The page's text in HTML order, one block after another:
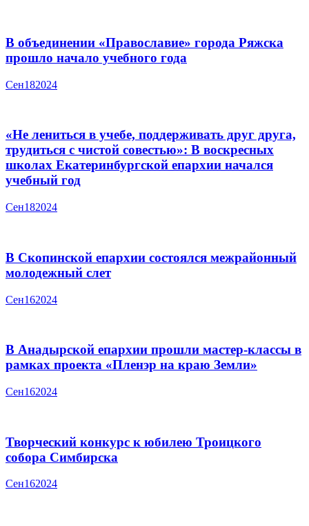
В объединении «Православие» города Ряжска
прошло начало учебного года
Сен182024
«Не лениться в учебе, поддерживать друг друга,
трудиться с чистой совестью»: В воскресных
школах Екатеринбургской епархии начался
учебный год
Сен182024
В Скопинской епархии состоялся межрайонный
молодежный слет
Сен162024
В Анадырской епархии прошли мастер-классы в
рамках проекта «Пленэр на краю Земли»
Сен162024
Творческий конкурс к юбилею Троицкого
собора Симбирска
Сен162024